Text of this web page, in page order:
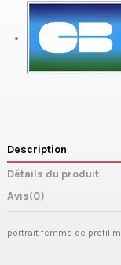
Description
Détails du produit
Avis(0)
portrait femme de profil